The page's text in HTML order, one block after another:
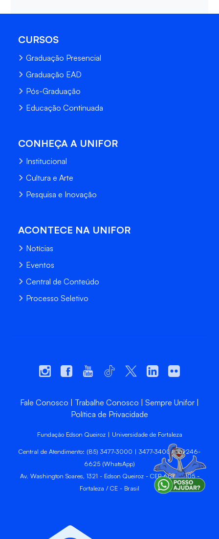
CURSOS
Graduação Presencial
Graduação EAD
Pós-Graduação
Educação Continuada
CONHEÇA A UNIFOR
Institucional
Cultura e Arte
Pesquisa e Inovação
ACONTECE NA UNIFOR
Notícias
Eventos
Central de Conteúdo
Processo Seletivo
Fale Conosco Trabalhe Conosco
Sempre Unifor
Política de Privacidade
Fundação Edson Queiroz | Universidade de Fortaleza
Central de Atendimento: (85) 3477-3000 | 3477-3400 | 99246-
6625 (WhatsApp)
Av. Washington Soares, 1321 - Edson Queiroz - CEP 60811-905 -
Fortaleza / CE - Brasil